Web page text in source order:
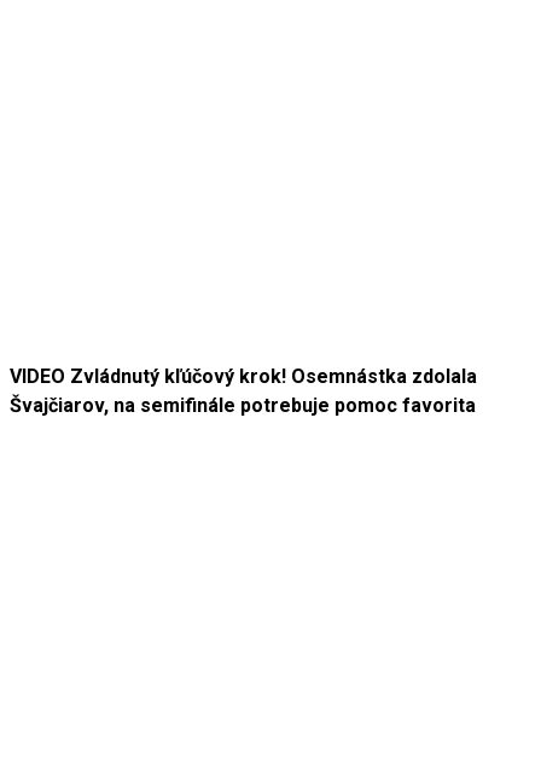
VIDEO Zvládnutý kľúčový krok! Osemnástka zdolala
Švajčiarov, na semifinále potrebuje pomoc favorita